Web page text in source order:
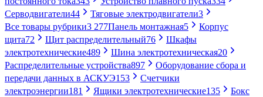
Серводвигатели44 Тяговые электродвигатели3
Все товары рубрики3 277Панель монтажная5
Корпус
щита72 Щит распределительный76
Шкафы
электротехнические489 Шина электротехническая20
Распределительные устройства897
Оборудование сбора и
передачи данных в АСКУЭ153
Счетчики
электроэнергии181 Ящики электротехнические135
Бокс